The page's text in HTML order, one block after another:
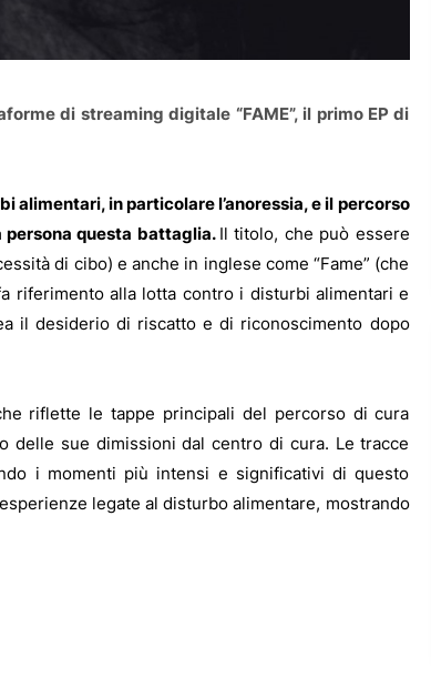
di streaming digitale “FAME”, il primo EP di
alimentari, in particolare l’anoressia, e il percorso
questa battaglia. Il titolo, che può essere
di cibo) e anche in inglese come “Fame” (che
riferimento alla lotta contro i disturbi alimentari e
il desiderio di riscatto e di riconoscimento dopo
riflette le tappe principali del percorso di cura
delle sue dimissioni dal centro di cura. Le tracce
i momenti più intensi e significativi di questo
legate al disturbo alimentare, mostrando